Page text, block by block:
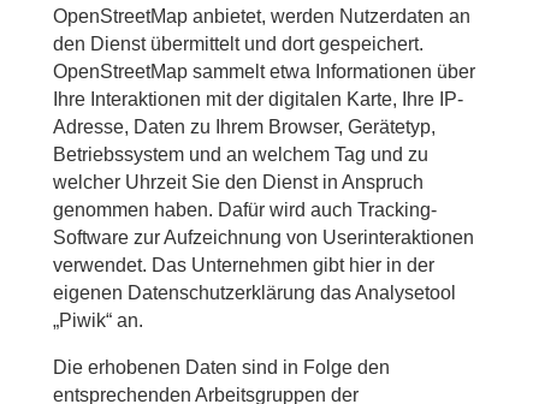
OpenStreetMap anbietet, werden Nutzerdaten an
den Dienst übermittelt und dort gespeichert.
OpenStreetMap sammelt etwa Informationen über
Ihre Interaktionen mit der digitalen Karte, Ihre IP-
Adresse, Daten zu Ihrem Browser, Gerätetyp,
Betriebssystem und an welchem Tag und zu
welcher Uhrzeit Sie den Dienst in Anspruch
genommen haben. Dafür wird auch Tracking-
Software zur Aufzeichnung von Userinteraktionen
verwendet. Das Unternehmen gibt hier in der
eigenen Datenschutzerklärung das Analysetool
„Piwik“ an.
Die erhobenen Daten sind in Folge den
entsprechenden Arbeitsgruppen der